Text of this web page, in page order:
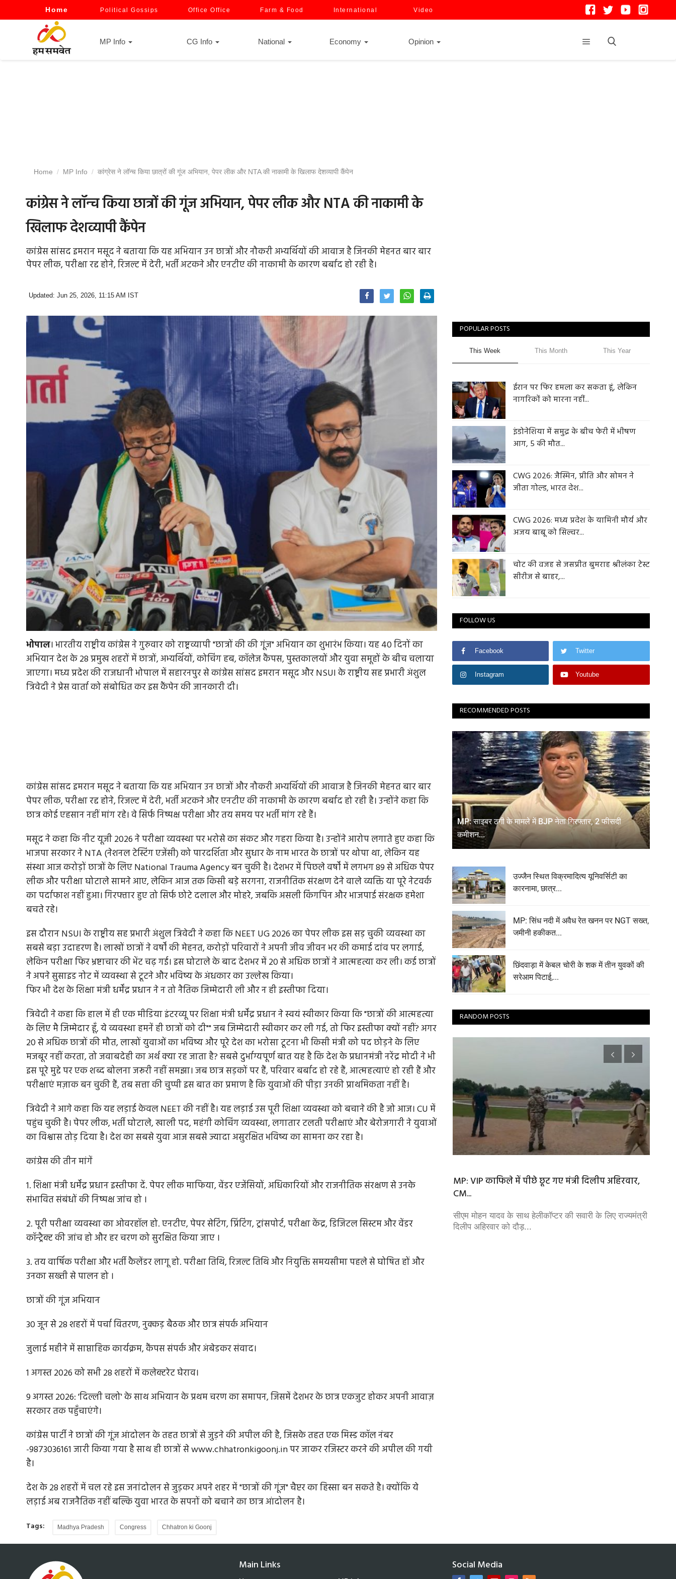
Home Political Gossips Office Office Farm & Food International Video
MP Info CG Info National Economy Opinion
Home MP Info कांग्रेस ने लॉन्च किया छात्रों की गूंज अभियान, पेपर लीक और NTA की नाकामी के खिलाफ देशव्यापी कैंपेन
कांग्रेस ने लॉन्च किया छात्रों की गूंज अभियान, पेपर लीक और NTA की नाकामी के
खिलाफ देशव्यापी कैंपेन
कांग्रेस सांसद इमरान मसूद ने बताया कि यह अभियान उन छात्रों और नौकरी अभ्यर्थियों की आवाज है जिनकी मेहनत बार बार
पेपर लीक, परीक्षा रद्द होने, रिजल्ट में देरी, भर्ती अटकने और एनटीए की नाकामी के कारण बर्बाद हो रही है।
Updated: Jun 25, 2026, 11:15 AM IST
भोपाल। भारतीय राष्ट्रीय कांग्रेस ने गुरुवार को राष्ट्रव्यापी "छात्रों की की गूंज" अभियान का शुभारंभ किया। यह 40 दिनों का
अभियान देश के 28 प्रमुख शहरों में छात्रों, अभ्यर्थियों, कोचिंग हब, कॉलेज कैंपस, पुस्तकालयों और युवा समूहों के बीच चलाया
जाएगा। मध्य प्रदेश की राजधानी भोपाल में सहारनपुर से कांग्रेस सांसद इमरान मसूद और NSUI के राष्ट्रीय सह प्रभारी अंशुल
त्रिवेदी ने प्रेस वार्ता को संबोधित कर इस कैंपेन की जानकारी दी।
कांग्रेस सांसद इमरान मसूद ने बताया कि यह अभियान उन छात्रों और नौकरी अभ्यर्थियों की आवाज है जिनकी मेहनत बार बार
पेपर लीक, परीक्षा रद्द होने, रिजल्ट में देरी, भर्ती अटकने और एनटीए की नाकामी के कारण बर्बाद हो रही है। उन्होंने कहा कि
छात्र कोई एहसान नहीं मांग रहे। वे सिर्फ निष्पक्ष परीक्षा और तय समय पर भर्ती मांग रहे हैं।
मसूद ने कहा कि नीट यूजी 2026 ने परीक्षा व्यवस्था पर भरोसे का संकट और गहरा किया है। उन्होंने आरोप लगाते हुए कहा कि
भाजपा सरकार ने NTA (नेशनल टेस्टिंग एजेंसी) को पारदर्शिता और सुधार के नाम भारत के छात्रों पर थोपा था, लेकिन यह
संस्था आज करोड़ों छात्रों के लिए National Trauma Agency बन चुकी है। देशभर में पिछले वर्षों में लगभग 89 से अधिक पेपर
लीक और परीक्षा घोटाले सामने आए, लेकिन आज तक किसी बड़े सरगना, राजनीतिक संरक्षण देने वाले व्यक्ति या पूरे नेटवर्क
का पर्दाफाश नहीं हुआ। गिरफ्तार हुए तो सिर्फ छोटे दलाल और मोहरे, जबकि असली किंगपिन और भाजपाई संरक्षक हमेशा
बचते रहे।
इस दौरान NSUI के राष्ट्रीय सह प्रभारी अंशुल त्रिवेदी ने कहा कि NEET UG 2026 का पेपर लीक इस सड़ चुकी व्यवस्था का
सबसे बड़ा उदाहरण है। लाखों छात्रों ने वर्षों की मेहनत, करोड़ों परिवारों ने अपनी जीव जीवन भर की कमाई दांव पर लगाई,
लेकिन परीक्षा फिर भ्रष्टाचार की भेंट चढ़ गई। इस घोटाले के बाद देशभर में 20 से अधिक छात्रों ने आत्महत्या कर ली। कई छात्रों
ने अपने सुसाइड नोट में व्यवस्था से टूटने और भविष्य के अंधकार का उल्लेख किया।
फिर भी देश के शिक्षा मंत्री धर्मेंद्र प्रधान ने न तो नैतिक जिम्मेदारी ली और न ही इस्तीफा दिया।
त्रिवेदी ने कहा कि हाल में ही एक मीडिया इंटरव्यू पर शिक्षा मंत्री धर्मेंद्र प्रधान ने स्वयं स्वीकार किया कि "छात्रों की आत्महत्या
के लिए मै जिम्मेदार हूँ, ये व्यवस्था हमनें ही छात्रों को दी"" जब जिम्मेदारी स्वीकार कर ली गई, तो फिर इस्तीफा क्यों नहीं? अगर
20 से अधिक छात्रों की मौत, लाखों युवाओं का भविष्य और पूरे देश का भरोसा टूटना भी किसी मंत्री को पद छोड़ने के लिए
मजबूर नहीं करता, तो जवाबदेही का अर्थ क्या रह जाता है? सबसे दुर्भाग्यपूर्ण बात यह है कि देश के प्रधानमंत्री नरेंद्र मोदी ने भी
इस पूरे मुद्दे पर एक शब्द बोलना जरूरी नहीं समझा। जब छात्र सड़कों पर हैं, परिवार बर्बाद हो रहे हैं, आत्महत्याएं हो रही हैं और
परीक्षाएं मज़ाक बन चुकी हैं, तब सत्ता की चुप्पी इस बात का प्रमाण है कि युवाओं की पीड़ा उनकी प्राथमिकता नहीं है।
त्रिवेदी ने आगे कहा कि यह लड़ाई केवल NEET की नहीं है। यह लड़ाई उस पूरी शिक्षा व्यवस्था को बचाने की है जो आज। CU में
पहुंच चुकी है। पेपर लीक, भर्ती घोटाले, खाली पद, महंगी कोचिंग व्यवस्था, लगातार टलती परीक्षाएं और बेरोजगारी ने युवाओं
का विश्वास तोड़ दिया है। देश का सबसे युवा आज सबसे ज्यादा असुरक्षित भविष्य का सामना कर रहा है।
कांग्रेस की तीन मांगें
1. शिक्षा मंत्री धर्मेंद्र प्रधान इस्तीफा दें. पेपर लीक माफिया, वेंडर एजेंसियों, अधिकारियों और राजनीतिक संरक्षण से उनके
संभावित संबंधों की निष्पक्ष जांच हो ।
2. पूरी परीक्षा व्यवस्था का ओवरहॉल हो. एनटीए, पेपर सेटिंग, प्रिंटिंग, ट्रांसपोर्ट, परीक्षा केंद्र, डिजिटल सिस्टम और वेंडर
कॉन्ट्रैक्ट की जांच हो और हर चरण को सुरक्षित किया जाए ।
3. तय वार्षिक परीक्षा और भर्ती कैलेंडर लागू हो. परीक्षा तिथि, रिजल्ट तिथि और नियुक्ति समयसीमा पहले से घोषित हों और
उनका सख्ती से पालन हो ।
छात्रों की गूंज अभियान
30 जून से 28 शहरों में पर्चा वितरण, नुक्कड़ बैठक और छात्र संपर्क अभियान
जुलाई महीने में साप्ताहिक कार्यक्रम, कैंपस संपर्क और अंबेडकर संवाद।
1 अगस्त 2026 को सभी 28 शहरों में कलेक्टरेट घेराव।
9 अगस्त 2026: 'दिल्ली चलो' के साथ अभियान के प्रथम चरण का समापन, जिसमें देशभर के छात्र एकजुट होकर अपनी आवाज़
सरकार तक पहुँचाएंगे।
कांग्रेस पार्टी ने छात्रों की गूंज आंदोलन के तहत छात्रों से जुड़ने की अपील की है, जिसके तहत एक मिस्ड कॉल नंबर
-9873036161 जारी किया गया है साथ ही छात्रों से www.chhatronkigoonj.in पर जाकर रजिस्टर करने की अपील की गयी
है।
देश के 28 शहरों में चल रहे इस जनांदोलन से जुड़कर अपने शहर में "छात्रों की गूंज" चैप्टर का हिस्सा बन सकते है। क्योंकि ये
लड़ाई अब राजनैतिक नहीं बल्कि युवा भारत के सपनों को बचाने का छात्र आंदोलन है।
Tags: Madhya Pradesh Congress Chhatron ki Goonj
POPULAR POSTS
This Week This Month This Year
ईरान पर फिर हमला कर सकता हूं, लेकिन
नागरिकों को मारना नहीं...
इंडोनेशिया में समुद्र के बीच फेरी में भीषण
आग, 5 की मौत...
CWG 2026: जैस्मिन, प्रीति और सोमन ने
जीता गोल्ड, भारत देश...
CWG 2026: मध्य प्रदेश के यामिनी मौर्य और
अजय बाबू को सिल्वर...
चोट की वजह से जसप्रीत बुमराह श्रीलंका टेस्ट
सीरीज से बाहर,...
FOLLOW US
Facebook Twitter
Instagram Youtube
RECOMMENDED POSTS
MP: साइबर ठगी के मामले में BJP नेता गिरफ्तार, 2 फीसदी
कमीशन...
उज्जैन स्थित विक्रमादित्य यूनिवर्सिटी का
कारनामा, छात्र...
MP: सिंध नदी में अवैध रेत खनन पर NGT सख्त,
जमीनी हकीकत...
छिंदवाड़ा में केबल चोरी के शक में तीन युवकों की
सरेआम पिटाई,...
RANDOM POSTS
आ गया है, भारत के सबसे बड़े न्यूक्लियर प्लांट का डेटा लीक, हैकर्स...
तमिलनाडु के कुडनकुलम न्यूक्लियर पावर प्लांट का संवेदनशील डेटा
Digvijaya Singh: किसानों के लिये काला कानून बने
केन्द्र...
जा रहे ये तीनों अध्यादेश...
MP: VIP काफिले में पीछे छूट गए मंत्री दिलीप अहिरवार,
CM...
सीएम मोहन यादव के साथ हेलीकॉप्टर की सवारी के लिए राज्यमंत्री
दिलीप अहिरवार को दौड़...
Main Links Social Media